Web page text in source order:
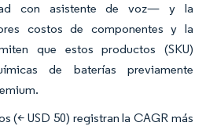
con asistente de voz— y la
costos de componentes y la
que estos productos (SKU)
de baterías previamente
(< USD 50) registran la CAGR más